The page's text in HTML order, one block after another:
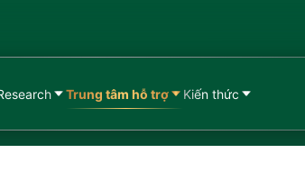
Trung tâm hỗ trợ Kiến thức